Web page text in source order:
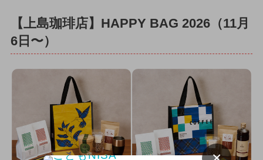
【上島珈琲店】HAPPY BAG 2026（11月
6日〜）